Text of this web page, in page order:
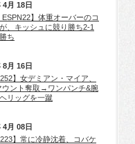
4月 18日
ESPN22】体重オーバーのコ
、キッシュに競り勝ち2-1
ち
8月 16日
】女デミアン・マイア、
ント奪取→ワンパンチ&腕
リッグを一蹴
4月 08日
】常に冷静沈着、コバケ